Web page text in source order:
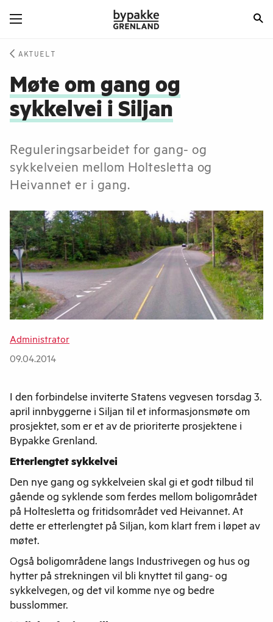
AKTUELT
Møte om gang og
sykkelvei i Siljan
Reguleringsarbeidet for gang- og
sykkelveien mellom Holtesletta og
Heivannet er i gang.
Administrator
09.04.2014
I den forbindelse inviterte Statens vegvesen torsdag 3.
april innbyggerne i Siljan til et informasjonsmøte om
prosjektet, som er et av de prioriterte prosjektene i
Bypakke Grenland.
Etterlengtet sykkelvei
Den nye gang og sykkelveien skal gi et godt tilbud til
gående og syklende som ferdes mellom boligområdet
på Holtesletta og fritidsområdet ved Heivannet. At
dette er etterlengtet på Siljan, kom klart frem i løpet av
møtet.
Også boligområdene langs Industrivegen og hus og
hytter på strekningen vil bli knyttet til gang- og
sykkelvegen, og det vil komme nye og bedre
busslommer.